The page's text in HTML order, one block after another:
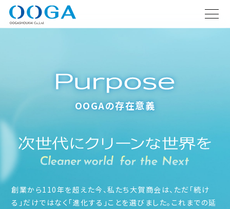
OOGAの存在意義
創業から110年を超えた今、私たち大賀商会は、ただ「続け
る」だけではなく「進化する」ことを選びました。 これまでの延